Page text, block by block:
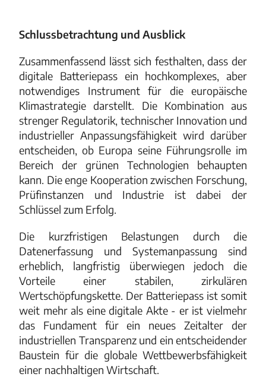
Schlussbetrachtung und Ausblick
Zusammenfassend lässt sich festhalten, dass der
digitale Batteriepass ein hochkomplexes, aber
notwendiges Instrument für die europäische
Klimastrategie darstellt. Die Kombination aus
strenger Regulatorik, technischer Innovation und
industrieller Anpassungsfähigkeit wird darüber
entscheiden, ob Europa seine Führungsrolle im
Bereich der grünen Technologien behaupten
kann. Die enge Kooperation zwischen Forschung,
Prüfinstanzen und Industrie ist dabei der
Schlüssel zum Erfolg.
Die kurzfristigen Belastungen durch die
Datenerfassung und Systemanpassung sind
erheblich, langfristig überwiegen jedoch die
Vorteile einer stabilen, zirkulären
Wertschöpfungskette. Der Batteriepass ist somit
weit mehr als eine digitale Akte - er ist vielmehr
das Fundament für ein neues Zeitalter der
industriellen Transparenz und ein entscheidender
Baustein für die globale Wettbewerbsfähigkeit
einer nachhaltigen Wirtschaft.